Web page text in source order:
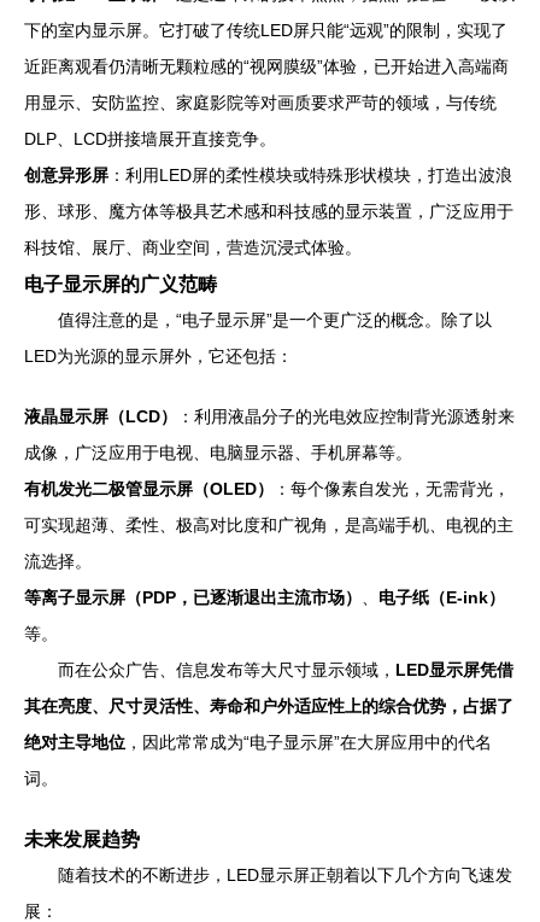
下的室内显示屏。它打破了传统LED屏只能“远观”的限制，实现了
近距离观看仍清晰无颗粒感的“视网膜级”体验，已开始进入高端商
用显示、安防监控、家庭影院等对画质要求严苛的领域，与传统
DLP、LCD拼接墙展开直接竞争。
创意异形屏 ：利用LED屏的柔性模块或特殊形状模块，打造出波浪
形、球形、魔方体等极具艺术感和科技感的显示装置，广泛应用于
科技馆、展厅、商业空间，营造沉浸式体验。
电子显示屏的广义范畴
值得注意的是，“电子显示屏”是一个更广泛的概念。除了以
LED为光源的显示屏外，它还包括：
液晶显示屏（LCD）
：利用液晶分子的光电效应控制背光源透射来
成像，广泛应用于电视、电脑显示器、手机屏幕等。
有机发光二极管显示屏（OLED）
：每个像素自发光，无需背光，
可实现超薄、柔性、极高对比度和广视角，是高端手机、电视的主
流选择。
等离子显示屏（PDP，已逐渐退出主流市场）
电子纸（E-ink）
等。
而在公众广告、信息发布等大尺寸显示领域， LED显示屏凭借
其在亮度、尺寸灵活性、寿命和户外适应性上的综合优势，占据了
绝对主导地位 ，因此常常成为“电子显示屏”在大屏应用中的代名
词。
未来发展趋势
随着技术的不断进步，LED显示屏正朝着以下几个方向飞速发
展：